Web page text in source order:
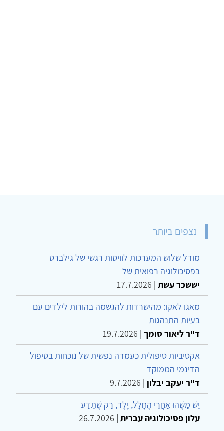
נצפים ביותר
מודל שלוש המערכות לוויסות רגשי של גילברט
בפסיכולוגיה רפואית של
יששכר עשת |
17.7.2026
מאגו לאקו: מהישרדות להגשמה בהורות לילדים עם
בעיות התנהגות
ד"ר ליאור סומך |
19.7.2026
אקטיביות טיפולית כעמדה נפשית של נוכחות בטיפול
הדינמי הממוקד
ד"ר יעקב יבלון |
9.7.2026
יֵשׁ מַשֶּׁהוּ אַחֲרֵי הֶחָלָל, יֶלֶד, רַק שֶׁתֵּדַע
עלון פסיכולוגיה עברית |
26.7.2026